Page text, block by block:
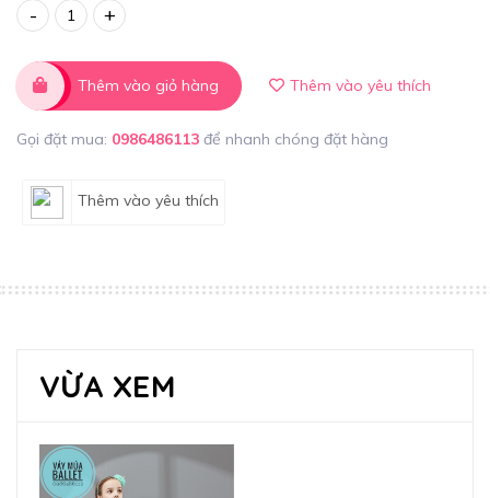
- +
Thêm vào giỏ hàng Thêm vào yêu thích
Gọi đặt mua: 0986486113 để nhanh chóng đặt hàng
Thêm vào yêu thích
VỪA XEM